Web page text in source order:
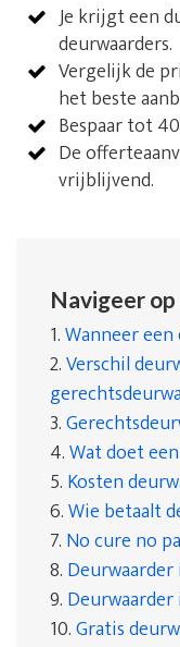
Je krijgt een
deurwaarders.
Vergelijk de
het beste
Bespaar tot
De
vrijblijvend.
Navigeer
1.Wanneer
2.Verschil
3.
4.Wat doet
5. Kosten
6.Wie betaalt
7. No cure no
8.
9.
10.Gratis